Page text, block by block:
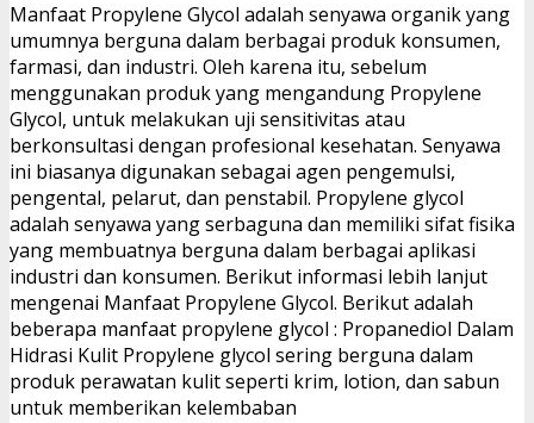
Manfaat Propylene Glycol adalah senyawa organik yang
umumnya berguna dalam berbagai produk konsumen,
farmasi, dan industri. Oleh karena itu, sebelum
menggunakan produk yang mengandung Propylene
Glycol, untuk melakukan uji sensitivitas atau
berkonsultasi dengan profesional kesehatan. Senyawa
ini biasanya digunakan sebagai agen pengemulsi,
pengental, pelarut, dan penstabil. Propylene glycol
adalah senyawa yang serbaguna dan memiliki sifat fisika
yang membuatnya berguna dalam berbagai aplikasi
industri dan konsumen. Berikut informasi lebih lanjut
mengenai Manfaat Propylene Glycol. Berikut adalah
beberapa manfaat propylene glycol : Propanediol Dalam
Hidrasi Kulit Propylene glycol sering berguna dalam
produk perawatan kulit seperti krim, lotion, dan sabun
untuk memberikan kelembaban